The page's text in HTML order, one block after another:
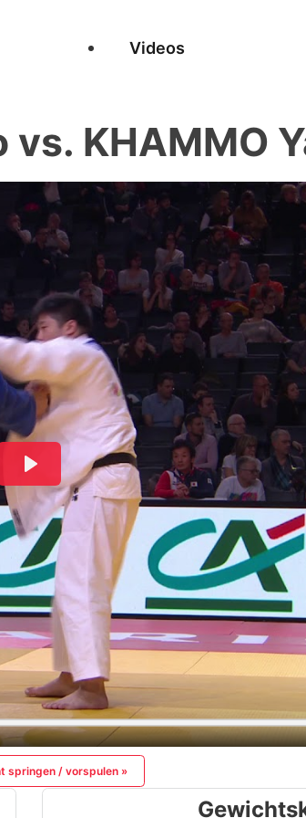
Videos
vs. KHAMMO
springen / vorspulen »